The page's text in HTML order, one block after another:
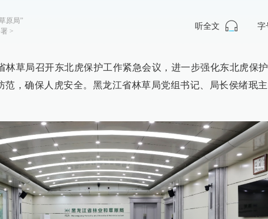
原局”
>
听全文 字
林草局召开东北虎保护工作紧急会议，进一步强化东北虎保
范，确保人虎安全。黑龙江省林草局党组书记、局长侯绪珉